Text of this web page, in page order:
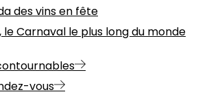
des vins en fête
le Carnaval le plus long du monde
vous